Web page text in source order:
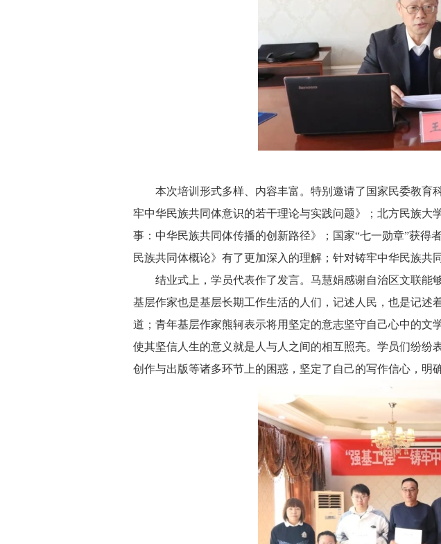
本次培训形式多样、内容丰富。特别邀请了国家民委教育
牢中华民族共同体意识的若干理论与实践问题》；北方民族
事：中华民族共同体传播的创新路径》；国家“七一勋章”获
民族共同体概论》有了更加深入的理解；针对铸牢中华民族共
结业式上，学员代表作了发言。马慧娟感谢自治区文联能
基层作家也是基层长期工作生活的人们，记述人民，也是记
道；青年基层作家熊轲表示将用坚定的意志坚守自己心中的文
使其坚信人生的意义就是人与人之间的相互照亮。学员们纷
创作与出版等诸多环节上的困惑，坚定了自己的写作信心，明